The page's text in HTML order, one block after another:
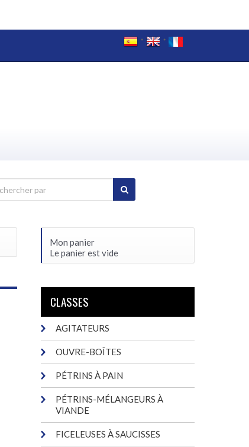
Mon panier
Le panier est vide
CLASSES
AGITATEURS
OUVRE-BOÎTES
PÉTRINS À PAIN
PÉTRINS-MÉLANGEURS À
VIANDE
FICELEUSES À SAUCISSES